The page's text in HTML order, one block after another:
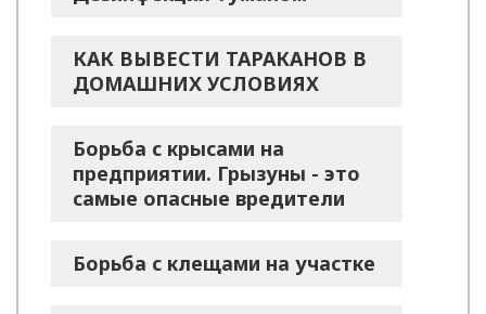
КАК ВЫВЕСТИ ТАРАКАНОВ В
ДОМАШНИХ УСЛОВИЯХ
Борьба с крысами на
предприятии. Грызуны - это
самые опасные вредители
Борьба с клещами на участке